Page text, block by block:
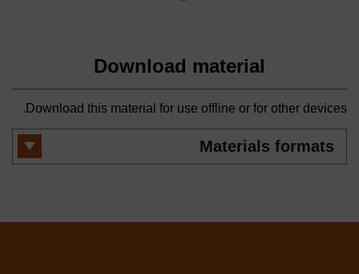
Download material
Download this material for use offline or for other devices.
formats